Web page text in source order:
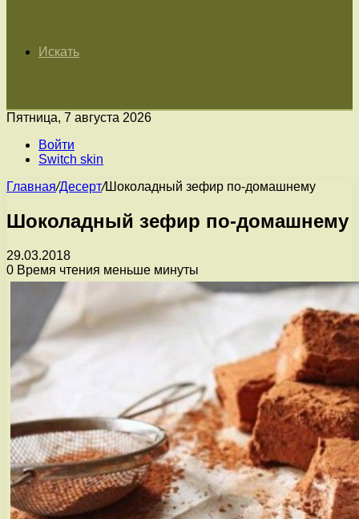
Искать
Пятница, 7 августа 2026
Войти
Switch skin
Главная/Десерт/Шоколадный зефир по-домашнему
Шоколадный зефир по-домашнему
29.03.2018
0 Время чтения меньше минуты